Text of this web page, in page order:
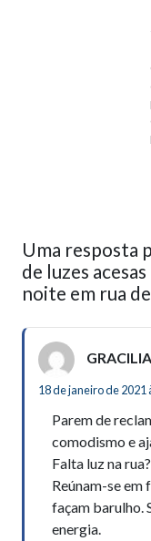
Uma resposta
de luzes
noite em rua
18 de janeiro de 2021
Parem de
comodismo e
Falta luz na rua?
Reúnam-se em
façam barulho.
energia.